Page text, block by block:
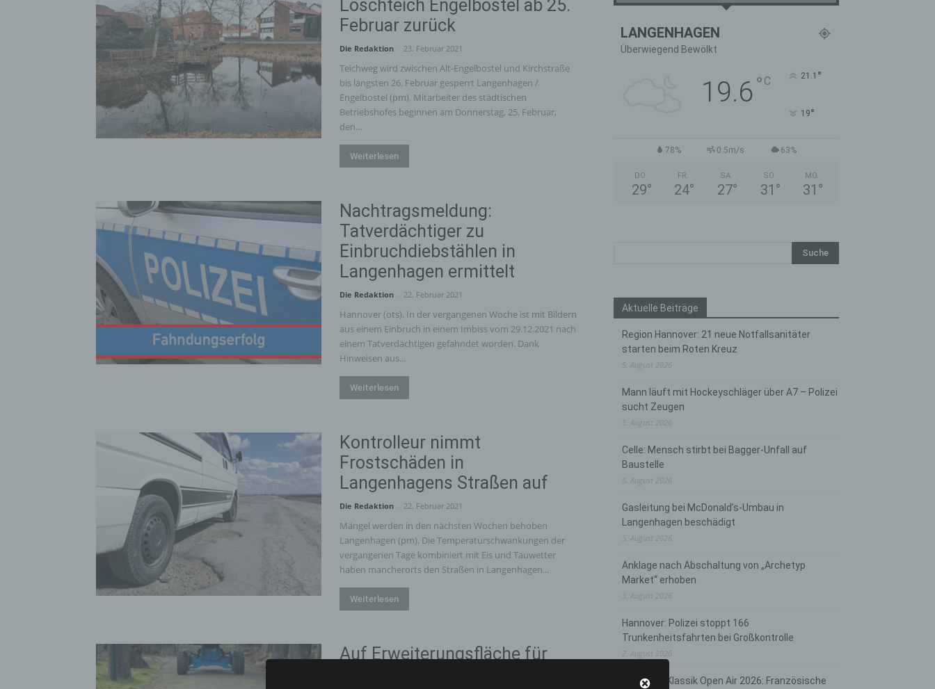
Löschteich Engelbostel ab 25.
Februar zurück
Die Redaktion 23. Februar 2021
Teichweg wird zwischen Alt-Engelbostel und Kirchstraße
bis längsten 26. Februar gesperrt Langenhagen /
Engelbostel (pm). Mitarbeiter des städtischen
Betriebshofes beginnen am Donnerstag, 25. Februar,
den...
Weiterlesen
Nachtragsmeldung:
Tatverdächtiger zu
Einbruchdiebstählen in
Langenhagen ermittelt
Die Redaktion 22. Februar 2021
Hannover (ots). In der vergangenen Woche ist mit Bildern
aus einem Einbruch in einem Imbiss vom 29.12.2021 nach
einem Tatverdächtigen gefahndet worden. Dank
Hinweisen aus...
Weiterlesen
Kontrolleur nimmt
Frostschäden in
Langenhagens Straßen auf
Die Redaktion 22. Februar 2021
Mängel werden in den nächsten Wochen behoben
Langenhagen (pm). Die Temperaturschwankungen der
vergangenen Tage kombiniert mit Eis und Tauwetter
haben mancherorts den Straßen in Langenhagen...
Weiterlesen
Auf Erweiterungsfläche für
LANGENHAGEN
Überwiegend Bewölkt
19.6° C 21.1 °
19°
78% 0.5m/s 63%
DO.
29°
FR.
24°
SA.
27°
SO.
31 °
MO.
31 °
Aktuelle Beiträge
Region Hannover: 21 neue Notfallsanitäter
starten beim Roten Kreuz
5. August 2026
Mann läuft mit Hockeyschläger über A7 – Polizei
sucht Zeugen
5. August 2026
Celle: Mensch stirbt bei Bagger-Unfall auf
Baustelle
5. August 2026
Gasleitung bei McDonald’s-Umbau in
Langenhagen beschädigt
5. August 2026
Anklage nach Abschaltung von „Archetyp
Market“ erhoben
3. August 2026
Hannover: Polizei stoppt 166
Trunkenheitsfahrten bei Großkontrolle
2. August 2026
Hannover Klassik Open Air 2026: Französische